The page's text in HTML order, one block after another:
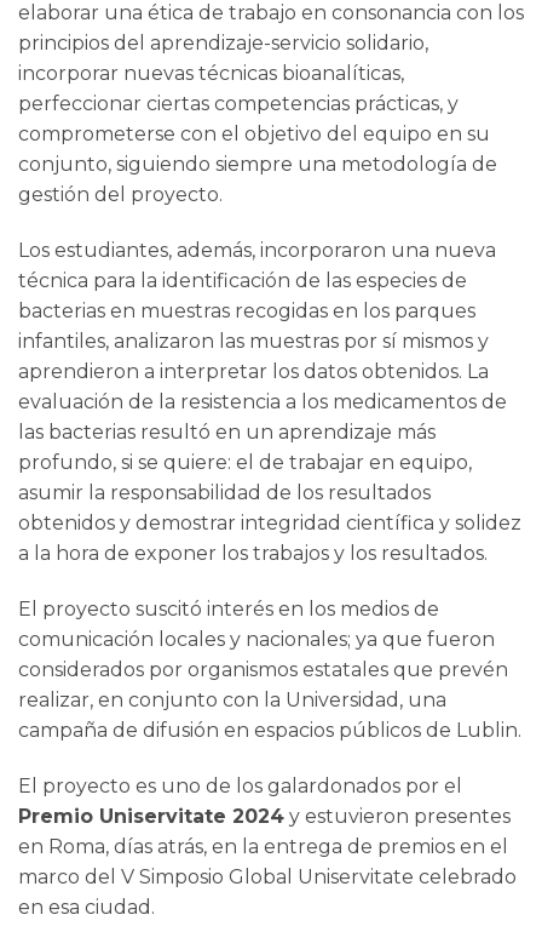
elaborar una ética de trabajo en consonancia con los
principios del aprendizaje-servicio solidario,
incorporar nuevas técnicas bioanalíticas,
perfeccionar ciertas competencias prácticas, y
comprometerse con el objetivo del equipo en su
conjunto, siguiendo siempre una metodología de
gestión del proyecto.
Los estudiantes, además, incorporaron una nueva
técnica para la identificación de las especies de
bacterias en muestras recogidas en los parques
infantiles, analizaron las muestras por sí mismos y
aprendieron a interpretar los datos obtenidos. La
evaluación de la resistencia a los medicamentos de
las bacterias resultó en un aprendizaje más
profundo, si se quiere: el de trabajar en equipo,
asumir la responsabilidad de los resultados
obtenidos y demostrar integridad científica y solidez
a la hora de exponer los trabajos y los resultados.
El proyecto suscitó interés en los medios de
comunicación locales y nacionales; ya que fueron
considerados por organismos estatales que prevén
realizar, en conjunto con la Universidad, una
campaña de difusión en espacios públicos de Lublin.
El proyecto es uno de los galardonados por el
Premio Uniservitate 2024 y estuvieron presentes
en Roma, días atrás, en la entrega de premios en el
marco del V Simposio Global Uniservitate celebrado
en esa ciudad.